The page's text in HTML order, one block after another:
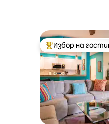
Най-популярен
Избор на